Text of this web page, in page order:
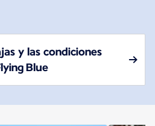
y las condiciones
Blue